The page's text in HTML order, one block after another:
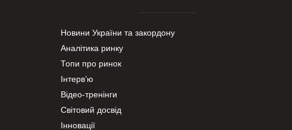
Новини України та закордону
Аналітика ринку
Топи про ринок
Інтерв’ю
Відео-тренінги
Світовий досвід
Інновації